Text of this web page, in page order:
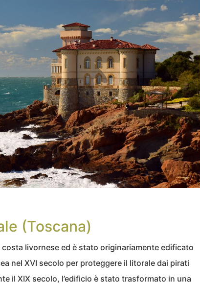
(Toscana)
costa livornese ed è stato originariamente edificato
nel XVI secolo per proteggere il litorale dai pirati
il XIX secolo, l’edificio è stato trasformato in una